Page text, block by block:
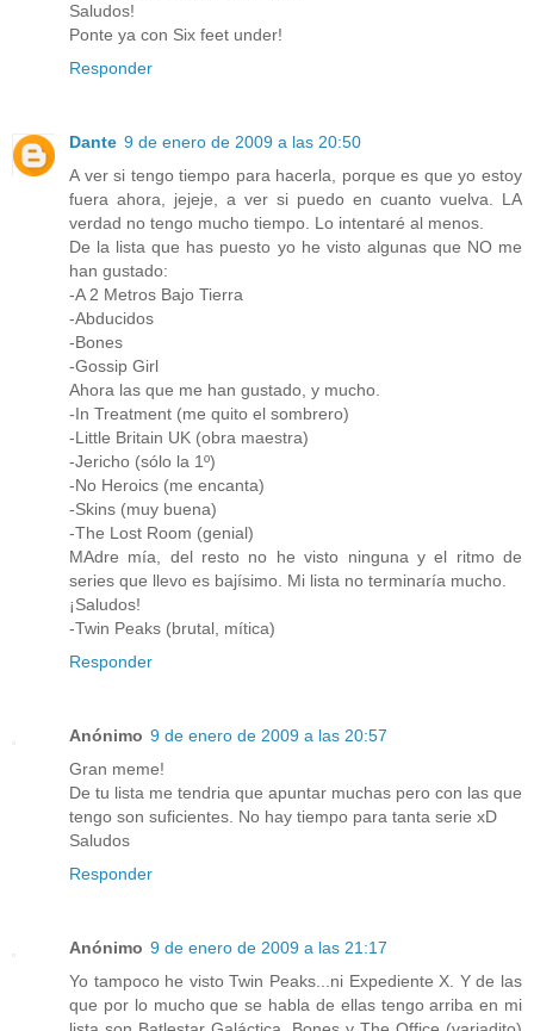
Saludos!
Ponte ya con Six feet under!
Responder
Dante 9 de enero de 2009 a las 20:50
A ver si tengo tiempo para hacerla, porque es que yo estoy
fuera ahora, jejeje, a ver si puedo en cuanto vuelva. LA
verdad no tengo mucho tiempo. Lo intentaré al menos.
De la lista que has puesto yo he visto algunas que NO me
han gustado:
-A 2 Metros Bajo Tierra
-Abducidos
-Bones
-Gossip Girl
Ahora las que me han gustado, y mucho.
-In Treatment (me quito el sombrero)
-Little Britain UK (obra maestra)
-Jericho (sólo la 1º)
-No Heroics (me encanta)
-Skins (muy buena)
-The Lost Room (genial)
MAdre mía, del resto no he visto ninguna y el ritmo de
series que llevo es bajísimo. Mi lista no terminaría mucho.
¡Saludos!
-Twin Peaks (brutal, mítica)
Responder
Anónimo 9 de enero de 2009 a las 20:57
Gran meme!
De tu lista me tendria que apuntar muchas pero con las que
tengo son suficientes. No hay tiempo para tanta serie xD
Saludos
Responder
Anónimo 9 de enero de 2009 a las 21:17
Yo tampoco he visto Twin Peaks...ni Expediente X. Y de las
que por lo mucho que se habla de ellas tengo arriba en mi